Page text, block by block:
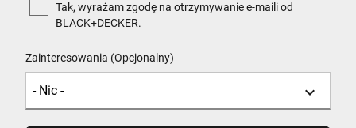
Tak, wyrażam zgodę na otrzymywanie e-maili od
BLACK+DECKER.
Zainteresowania (Opcjonalny)